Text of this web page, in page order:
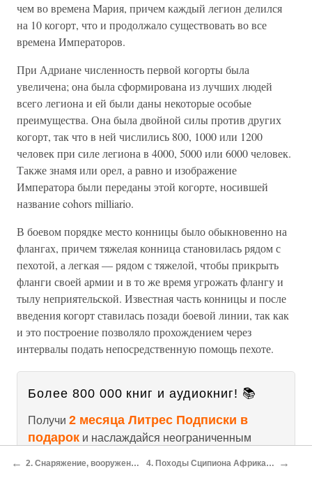
чем во времена Мария, причем каждый легион делился
на 10 когорт, что и продолжало существовать во все
времена Императоров.
При Адриане численность первой когорты была
увеличена; она была сформирована из лучших людей
всего легиона и ей были даны некоторые особые
преимущества. Она была двойной силы против других
когорт, так что в ней числились 800, 1000 или 1200
человек при силе легиона в 4000, 5000 или 6000 человек.
Также знамя или орел, а равно и изображение
Императора были переданы этой когорте, носившей
название cohors milliario.
В боевом порядке место конницы было обыкновенно на
флангах, причем тяжелая конница становилась рядом с
пехотой, а легкая — рядом с тяжелой, чтобы прикрыть
фланги своей армии и в то же время угрожать флангу и
тылу неприятельской. Известная часть конницы и после
введения когорт ставилась позади боевой линии, так как
и это построение позволяло прохождением через
интервалы подать непосредственную помощь пехоте.
Более 800 000 книг и аудиокниг! 📚
Получи 2 месяца Литрес Подписки в
подарок и наслаждайся неограниченным
← 2. Снаряжение, вооружение и тактика римской конницы в древние времена[39] 4. Походы Сципиона Африканского. Битвы при Илинге и Заме и войны с Митридатом[43] →